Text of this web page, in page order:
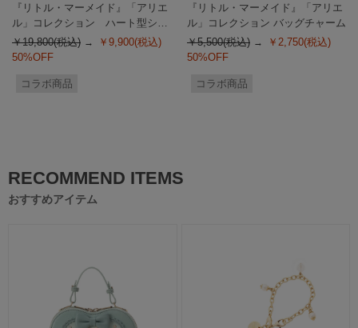
『リトル・マーメイド』「アリエ
ル」コレクション ハート型ショ
ルダーバッグ
￥19,800(税込)
￥9,900(税込)
50%OFF
コラボ商品
『リトル・マーメイド』「アリエ
ル」コレクション バッグチャーム
￥5,500(税込)
￥2,750(税込)
50%OFF
コラボ商品
RECOMMEND ITEMS
おすすめアイテム